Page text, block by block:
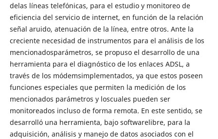
delas líneas telefónicas, para el estudio y monitoreo de
eficiencia del servicio de internet, en función de la relación
señal aruido, atenuación de la línea, entre otros. Ante la
creciente necesidad de instrumentos para el análisis de los
mencionadosparámetros, se propuso el desarrollo de una
herramienta para el diagnóstico de los enlaces ADSL, a
través de los módemsimplementados, ya que estos poseen
funciones especiales que permiten la medición de los
mencionados parámetros y loscuales pueden ser
monitoreados incluso de forma remota. En este sentido, se
desarrolló una herramienta, bajo softwarelibre, para la
adquisición, análisis y manejo de datos asociados con el